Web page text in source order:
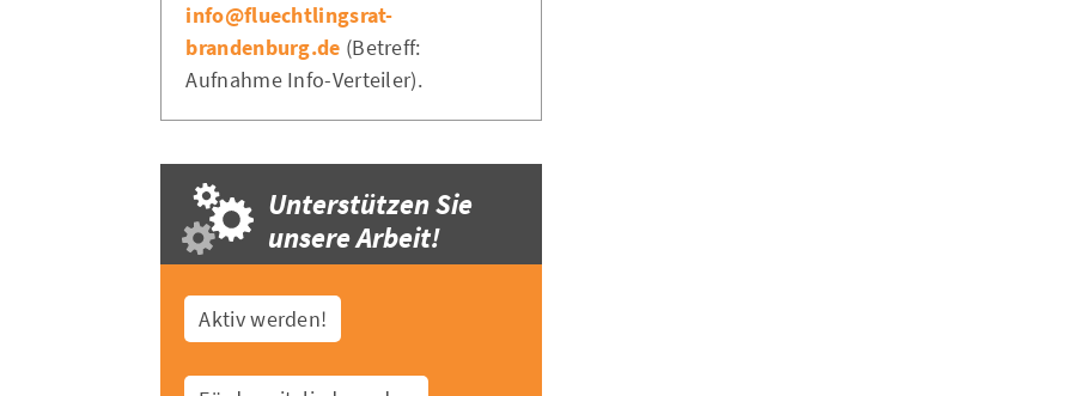
info@fluechtlingsrat-
brandenburg.de (Betreff:
Aufnahme Info-Verteiler).
Unterstützen Sie
unsere Arbeit!
Aktiv werden!